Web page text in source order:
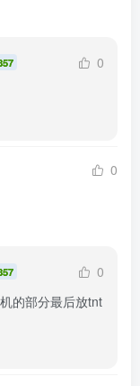
0
0
0
的部分最后放tnt